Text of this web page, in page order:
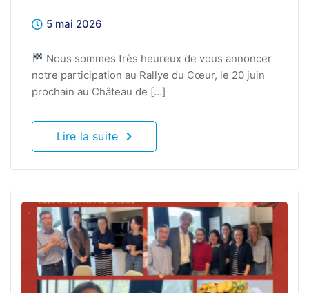
5 mai 2026
Nous sommes très heureux de vous annoncer
notre participation au Rallye du Cœur, le 20 juin
prochain au Château de […]
Lire la suite